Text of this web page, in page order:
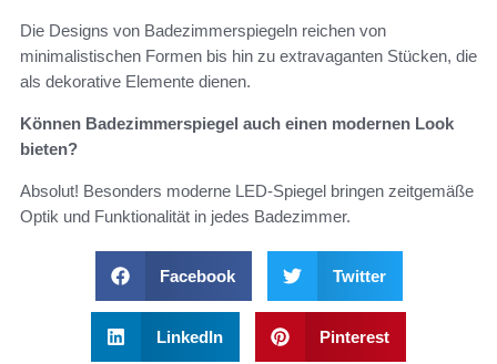
Die Designs von Badezimmerspiegeln reichen von
minimalistischen Formen bis hin zu extravaganten Stücken, die
als dekorative Elemente dienen.
Können Badezimmerspiegel auch einen modernen Look
bieten?
Absolut! Besonders moderne LED-Spiegel bringen zeitgemäße
Optik und Funktionalität in jedes Badezimmer.
Facebook Twitter
LinkedIn Pinterest